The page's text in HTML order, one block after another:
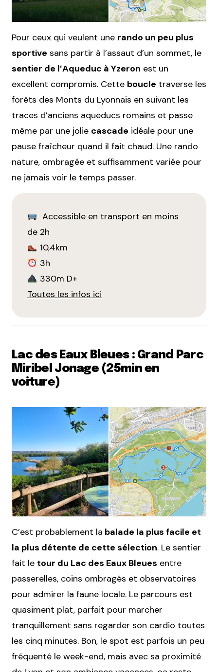
Pour ceux qui veulent une rando un peu plus
sportive sans partir à l’assaut d’un sommet, le
sentier de l’Aqueduc à Yzeron est un
excellent compromis. Cette boucle traverse les
forêts des Monts du Lyonnais en suivant les
traces d’anciens aqueducs romains et passe
même par une jolie cascade idéale pour une
pause fraîcheur quand il fait chaud. Une rando
nature, ombragée et suffisamment variée pour
ne jamais voir le temps passer.
Accessible en transport en moins
de 2h
10,4km
3h
330m D+
Toutes les infos ici
Lac des Eaux Bleues : Grand Parc
Miribel Jonage (25min en
voiture)
C’est probablement la balade la plus facile et
la plus détente de cette sélection. Le sentier
fait le tour du Lac des Eaux Bleues entre
passerelles, coins ombragés et observatoires
pour admirer la faune locale. Le parcours est
quasiment plat, parfait pour marcher
tranquillement sans regarder son cardio toutes
les cinq minutes. Bon, le spot est parfois un peu
fréquenté le week-end, mais avec sa proximité